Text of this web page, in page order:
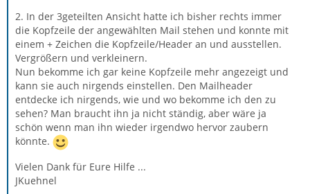
2. In der 3geteilten Ansicht hatte ich bisher rechts immer
die Kopfzeile der angewählten Mail stehen und konnte mit
einem + Zeichen die Kopfzeile/Header an und ausstellen.
Vergrößern und verkleinern.
Nun bekomme ich gar keine Kopfzeile mehr angezeigt und
kann sie auch nirgends einstellen. Den Mailheader
entdecke ich nirgends, wie und wo bekomme ich den zu
sehen? Man braucht ihn ja nicht ständig, aber wäre ja
schön wenn man ihn wieder irgendwo hervor zaubern
könnte.
Vielen Dank für Eure Hilfe ...
JKuehnel